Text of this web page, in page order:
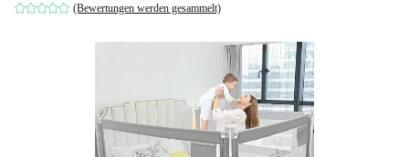
(Bewertungen werden gesammelt)